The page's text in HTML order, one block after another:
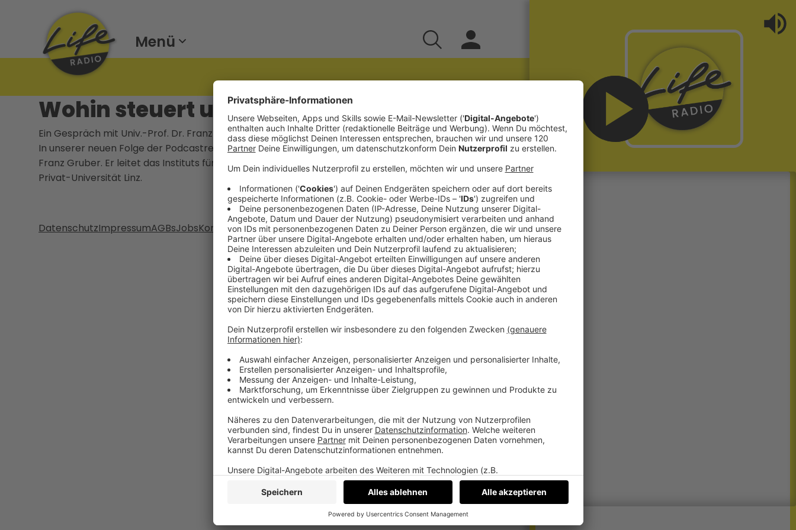
Menü
Wohin steuert unsere Kirche?
Ein Gespräch mit Univ.-Prof. Dr. Franz Gruber zum Zukunftsweg der Kirche
In unserer neuen Folge der Podcastreihe „Was Mann bewegt“, sprechen wir mit Univ.-Prof. Dr.
Franz Gruber. Er leitet das Instituts für Fundamentaltheologie und Dogmatik an der Katholischen
Privat-Universität Linz.
DatenschutzImpressumAGBsJobsKontaktWerben